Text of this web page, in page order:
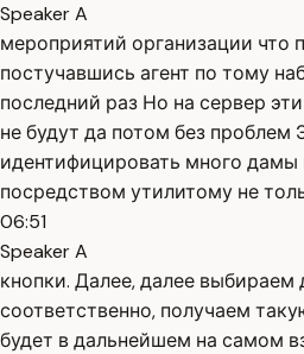
Speaker A
мероприятий организации что
постучавшись агент по тому
последний раз Но на сервер
не будут да потом без
идентифицировать много дамы
посредством утилитому не
06:51
Speaker A
кнопки. Далее, далее выбираем
соответственно, получаем
будет в дальнейшем на самом